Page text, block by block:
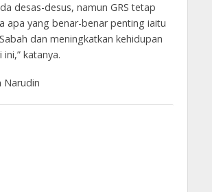
desas-desus, namun GRS tetap
apa yang benar-benar penting iaitu
dan meningkatkan kehidupan
katanya.
Narudin